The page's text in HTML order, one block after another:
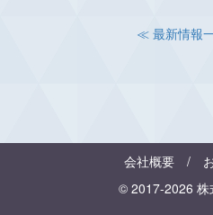
≪ 最新情報
会社概要 /
© 2017-2026 株